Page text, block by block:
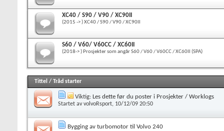
XC40 / S90 / V90 / XC90II
(2015 -> ) XC40 / S90 / V90 / XC90II
S60 / V60/ V60CC / XC60II
(2018-> ) Prosjekter som angår S60 / V60 / V60CC / XC60II (SPA)
Tittel / Tråd starter
Viktig: Les dette før du poster i Prosjekter / Worklogs
Startet avvolvoRsport, 10/12/09 20:50
Bygging av turbomotor til Volvo 240